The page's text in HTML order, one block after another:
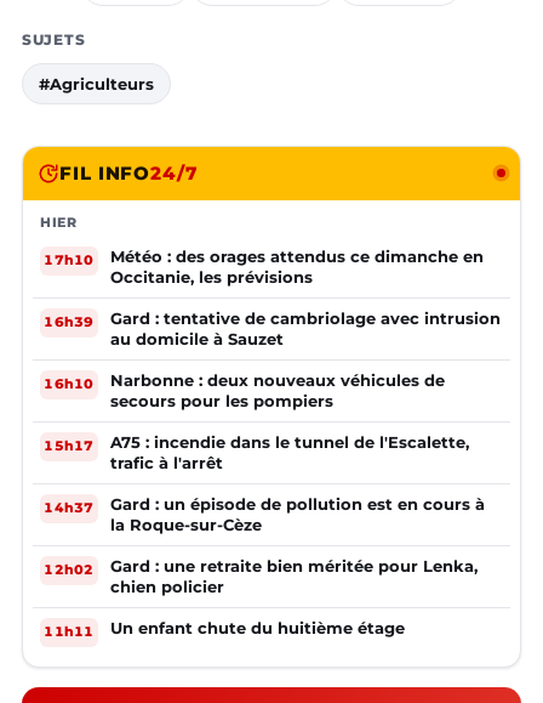
SUJETS
#Agriculteurs
FIL INFO24/7
HIER
17h10
Météo : des orages attendus ce dimanche en
Occitanie, les prévisions
16h39
Gard : tentative de cambriolage avec intrusion
au domicile à Sauzet
16h10
Narbonne : deux nouveaux véhicules de
secours pour les pompiers
15h17
A75 : incendie dans le tunnel de l'Escalette,
trafic à l'arrêt
14h37
Gard : un épisode de pollution est en cours à
la Roque-sur-Cèze
12h02
Gard : une retraite bien méritée pour Lenka,
chien policier
11h11 Un enfant chute du huitième étage